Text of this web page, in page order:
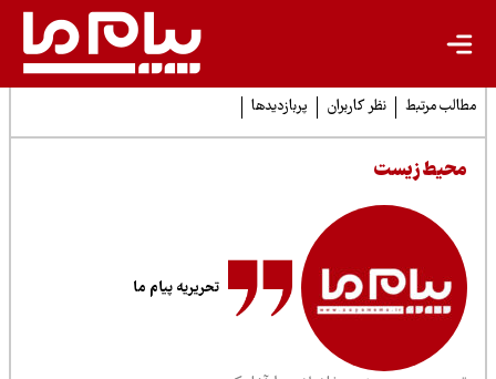
مرتبط نظر کاربران پربازدیدها
زیست
تحریریه پیام ما